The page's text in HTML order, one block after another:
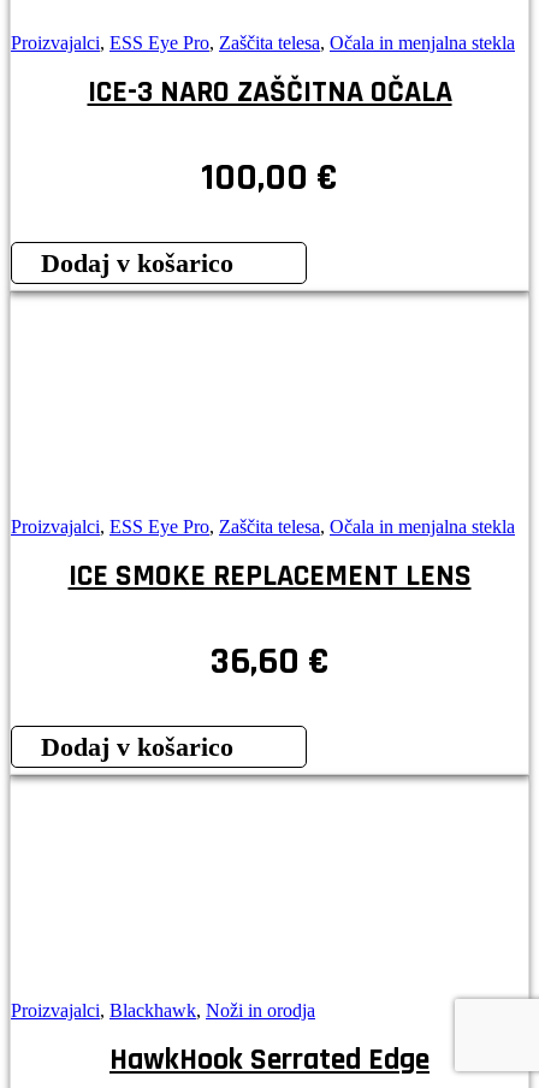
Proizvajalci, ESS Eye Pro, Zaščita telesa, Očala in menjalna stekla
ICE-3 NARO ZAŠČITNA OČALA
100,00 €
Dodaj v košarico
Proizvajalci, ESS Eye Pro, Zaščita telesa, Očala in menjalna stekla
ICE SMOKE REPLACEMENT LENS
36,60 €
Dodaj v košarico
Proizvajalci, Blackhawk, Noži in orodja
HawkHook Serrated Edge